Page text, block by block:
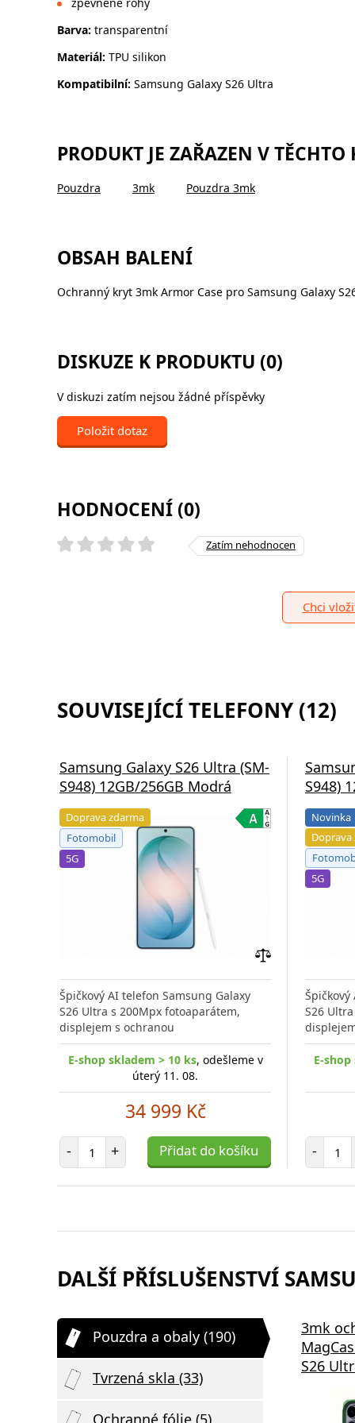
Barva: transparentní
Materiál: TPU silikon
Kompatibilní: Samsung Galaxy S26 Ultra
PRODUKT JE ZAŘAZEN V
Pouzdra 3mk Pouzdra 3mk
OBSAH BALENÍ
Ochranný kryt 3mk Armor Case pro Samsung Galaxy
DISKUZE K PRODUKTU (0)
V diskuzi zatím nejsou žádné příspěvky
Položit dotaz
HODNOCENÍ (0)
Zatím nehodnocen
Chci
SOUVISEJÍCÍ TELEFONY (12)
Samsung Galaxy S26 Ultra (SM-
S948) 12GB/256GB Modrá
Doprava zdarma
Fotomobil
5G
porovnání
Špičkový AI telefon Samsung Galaxy
S26 Ultra s 200Mpx fotoaparátem,
displejem s ochranou
E-shop skladem > 10 ks, odešleme v
úterý 11. 08.
34 999 Kč
- Počet položek
+ Přidat do košíku
S948)
Novinka
Doprava
5G
S26
E-
-
DALŠÍ PŘÍSLUŠENSTVÍ
Pouzdra a obaly (190)
Tvrzená skla (33)
Ochranné fólie (5)
3mk
S26